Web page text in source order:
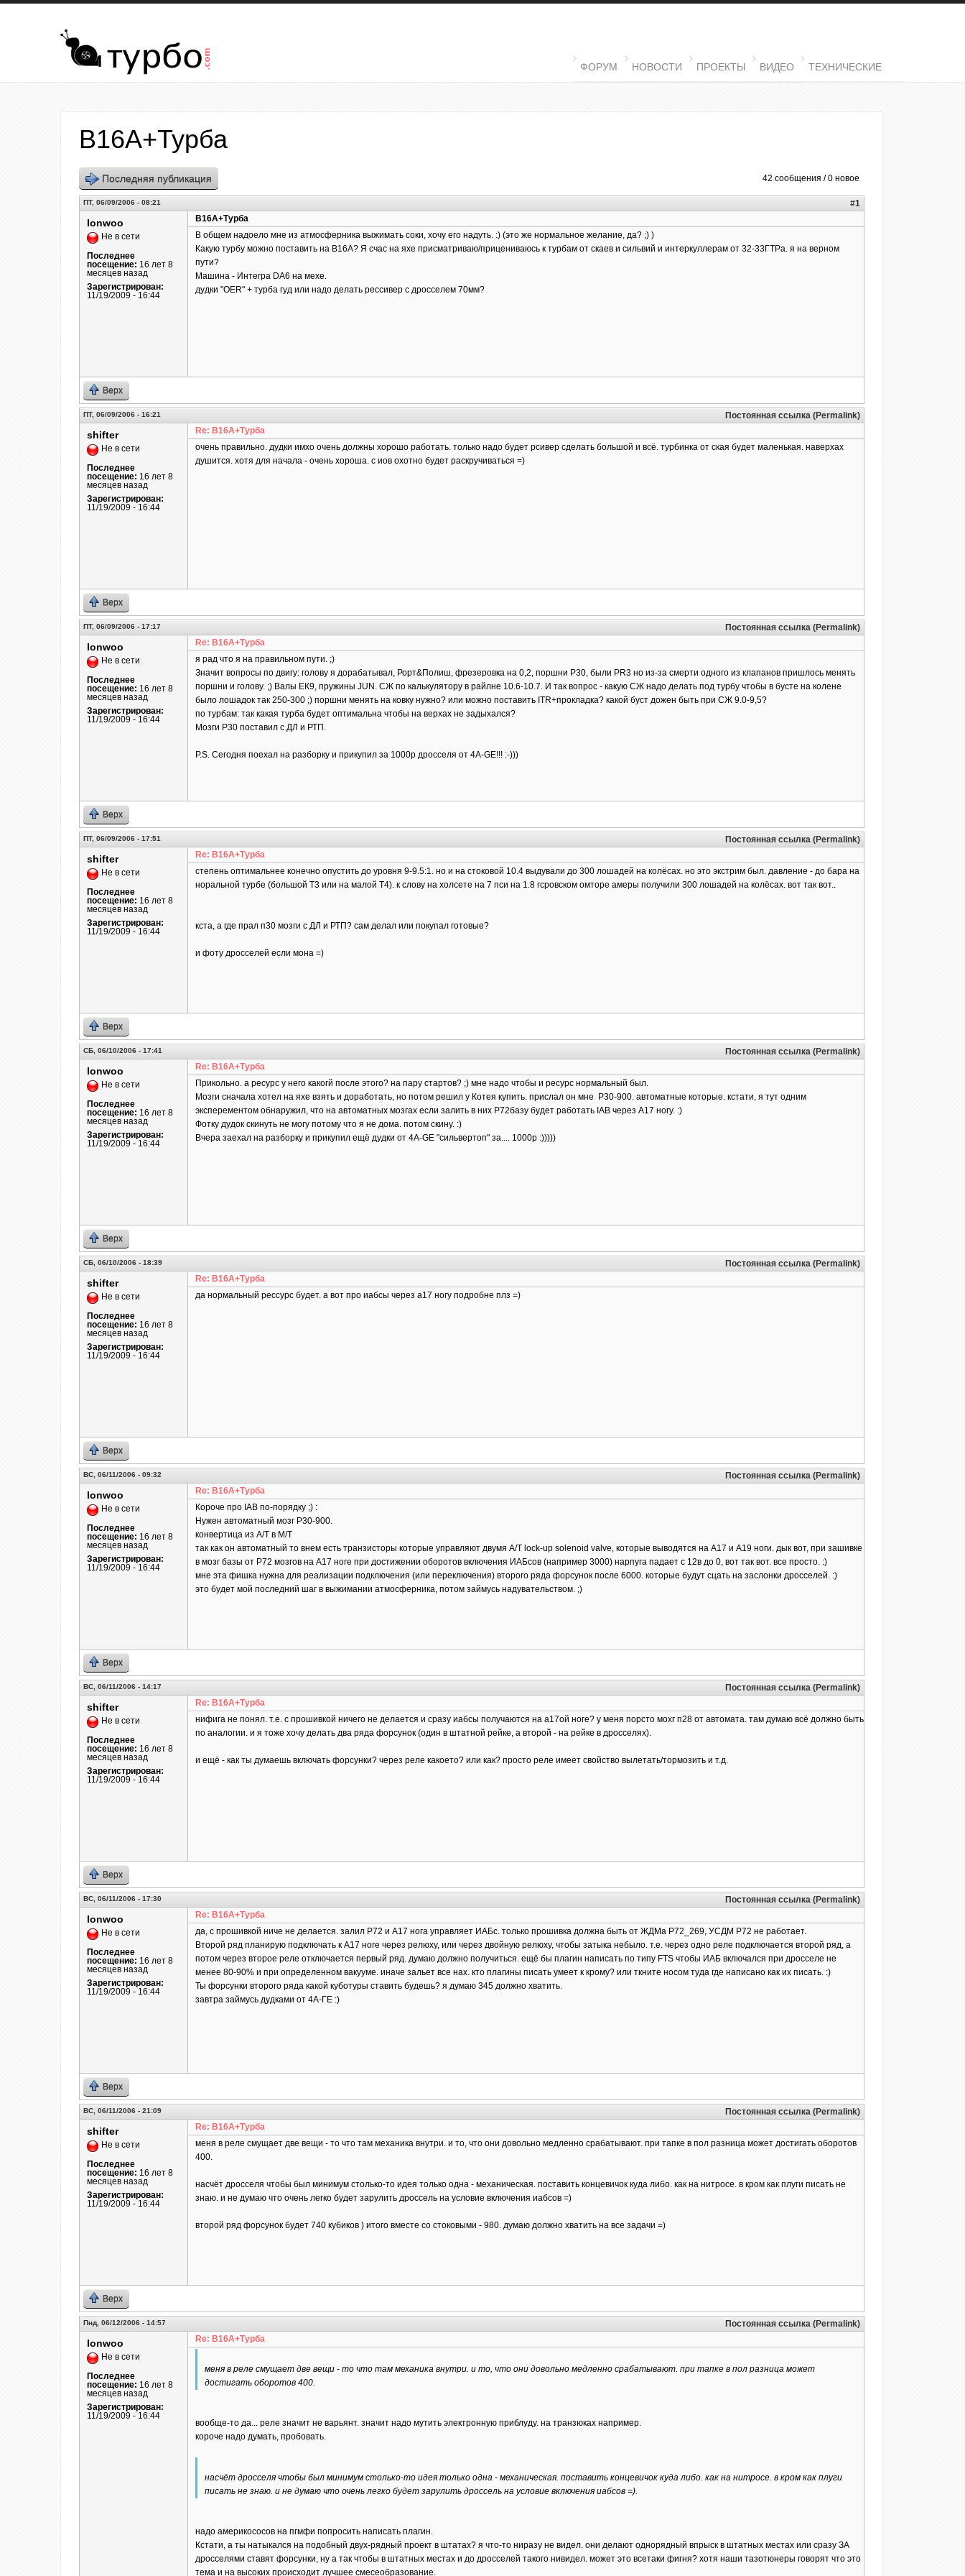
Перейти к основному содержанию
MAIN MENU
ФОРУМ НОВОСТИ ПРОЕКТЫ ВИДЕО ТЕХНИЧЕСКИЕ
B16A+Турба
42 сообщения / 0 новое
Последняя публикация
ПТ, 06/09/2006 - 08:21 #1
lonwoo
Не в сети
Последнее
посещение: 16 лет 8
месяцев назад
Зарегистрирован:
11/19/2009 - 16:44
B16A+Турба
В общем надоело мне из атмосферника выжимать соки, хочу его надуть. :) (это же нормальное желание, да? ;) )
Какую турбу можно поставить на В16А? Я счас на яхе присматриваю/прицениваюсь к турбам от скаев и сильвий и интеркуллерам от 32-33ГТРа. я на верном
пути?
Машина - Интегра DA6 на мехе.
дудки "OER" + турба гуд или надо делать рессивер с дросселем 70мм?
Верх
ПТ, 06/09/2006 - 16:21 Постоянная ссылка (Permalink)
shifter
Не в сети
Последнее
посещение: 16 лет 8
месяцев назад
Зарегистрирован:
11/19/2009 - 16:44
Re: B16A+Турба
очень правильно. дудки имхо очень должны хорошо работать. только надо будет рсивер сделать большой и всё. турбинка от ская будет маленькая. наверхах
душится. хотя для начала - очень хороша. с иов охотно будет раскручиваться =)
Верх
ПТ, 06/09/2006 - 17:17 Постоянная ссылка (Permalink)
lonwoo
Не в сети
Последнее
посещение: 16 лет 8
месяцев назад
Зарегистрирован:
11/19/2009 - 16:44
Re: B16A+Турба
я рад что я на правильном пути. ;)
Значит вопросы по двигу: голову я дорабатывал, Рорт&Полиш, фрезеровка на 0,2, поршни Р30, были PR3 но из-за смерти одного из клапанов пришлось менять
поршни и голову. ;) Валы ЕК9, пружины JUN. СЖ по калькулятору в райлне 10.6-10.7. И так вопрос - какую СЖ надо делать под турбу чтобы в бусте на колене
было лошадок так 250-300 ;) поршни менять на ковку нужно? или можно поставить ITR+прокладка? какой буст дожен быть при СЖ 9.0-9,5?
по турбам: так какая турба будет оптимальна чтобы на верхах не задыхался?
Мозги Р30 поставил с ДЛ и РТП.
P.S. Сегодня поехал на разборку и прикупил за 1000р дросселя от 4А-GE!!! :-)))
Верх
ПТ, 06/09/2006 - 17:51 Постоянная ссылка (Permalink)
shifter
Не в сети
Последнее
посещение: 16 лет 8
месяцев назад
Зарегистрирован:
11/19/2009 - 16:44
Re: B16A+Турба
степень оптимальнее конечно опустить до уровня 9-9.5:1. но и на стоковой 10.4 выдували до 300 лошадей на колёсах. но это экстрим был. давление - до бара на
норальной турбе (большой Т3 или на малой Т4). к слову на холсете на 7 пси на 1.8 гсровском омторе амеры получили 300 лошадей на колёсах. вот так вот..
кста, а где прал п30 мозги с ДЛ и РТП? сам делал или покупал готовые?
и фоту дросселей если мона =)
Верх
СБ, 06/10/2006 - 17:41 Постоянная ссылка (Permalink)
lonwoo
Не в сети
Последнее
посещение: 16 лет 8
месяцев назад
Зарегистрирован:
11/19/2009 - 16:44
Re: B16A+Турба
Прикольно. а ресурс у него какогй после этого? на пару стартов? ;) мне надо чтобы и ресурс нормальный был.
Мозги сначала хотел на яхе взять и доработать, но потом решил у Котея купить. прислал он мне Р30-900. автоматные которые. кстати, я тут одним
эксперементом обнаружил, что на автоматных мозгах если залить в них Р72базу будет работать IAB через А17 ногу. :)
Фотку дудок скинуть не могу потому что я не дома. потом скину. :)
Вчера заехал на разборку и прикупил ещё дудки от 4А-GE "сильвертоп" за.... 1000р :)))))
Верх
СБ, 06/10/2006 - 18:39 Постоянная ссылка (Permalink)
shifter
Не в сети
Последнее
посещение: 16 лет 8
месяцев назад
Зарегистрирован:
11/19/2009 - 16:44
Re: B16A+Турба
да нормальный рессурс будет. а вот про иабсы через а17 ногу подробне плз =)
Верх
ВС, 06/11/2006 - 09:32 Постоянная ссылка (Permalink)
lonwoo
Не в сети
Последнее
посещение: 16 лет 8
месяцев назад
Зарегистрирован:
11/19/2009 - 16:44
Re: B16A+Турба
Короче про IAB по-порядку ;) :
Нужен автоматный мозг Р30-900.
конвертица из А/Т в М/Т
так как он автоматный то внем есть транзисторы которые управляют двумя A/T lock-up solenoid valve, которые выводятся на А17 и А19 ноги. дык вот, при зашивке
в мозг базы от Р72 мозгов на А17 ноге при достижении оборотов включения ИАБсов (например 3000) нарпуга падает с 12в до 0, вот так вот. все просто. :)
мне эта фишка нужна для реализации подключения (или переключения) второго ряда форсунок после 6000. которые будут сцать на заслонки дросселей. :)
это будет мой последний шаг в выжимании атмосферника, потом займусь надувательством. ;)
Верх
ВС, 06/11/2006 - 14:17 Постоянная ссылка (Permalink)
shifter
Не в сети
Последнее
посещение: 16 лет 8
месяцев назад
Зарегистрирован:
11/19/2009 - 16:44
Re: B16A+Турба
нифига не понял. т.е. с прошивкой ничего не делается и сразу иабсы получаются на а17ой ноге? у меня порсто мохг п28 от автомата. там думаю всё должно быть
по аналогии. и я тоже хочу делать два ряда форсунок (один в штатной рейке, а второй - на рейке в дросселях).
и ещё - как ты думаешь включать форсунки? через реле какоето? или как? просто реле имеет свойство вылетать/тормозить и т.д.
Верх
ВС, 06/11/2006 - 17:30 Постоянная ссылка (Permalink)
lonwoo
Не в сети
Последнее
посещение: 16 лет 8
месяцев назад
Зарегистрирован:
11/19/2009 - 16:44
Re: B16A+Турба
да, с прошивкой ниче не делается. залил Р72 и А17 нога управляет ИАБс. только прошивка должна быть от ЖДМа Р72_269, УСДМ Р72 не работает.
Второй ряд планирую подключать к А17 ноге через релюху, или через двойную релюху, чтобы затыка небыло. т.е. через одно реле подключается второй ряд, а
потом через второе реле отключается первый ряд. думаю должно получиться. ещё бы плагин написать по типу FTS чтобы ИАБ включался при дросселе не
менее 80-90% и при определенном вакууме. иначе зальет все нах. кто плагины писать умеет к крому? или ткните носом туда где написано как их писать. :)
Ты форсунки второго ряда какой куботуры ставить будешь? я думаю 345 должно хватить.
завтра займусь дудками от 4А-ГЕ :)
Верх
ВС, 06/11/2006 - 21:09 Постоянная ссылка (Permalink)
shifter
Не в сети
Последнее
посещение: 16 лет 8
месяцев назад
Зарегистрирован:
11/19/2009 - 16:44
Re: B16A+Турба
меня в реле смущает две вещи - то что там механика внутри. и то, что они довольно медленно срабатывают. при тапке в пол разница может достигать оборотов
400.
насчёт дросселя чтобы был минимум столько-то идея только одна - механическая. поставить концевичок куда либо. как на нитросе. в кром как плуги писать не
знаю. и не думаю что очень легко будет зарулить дроссель на условие включения иабсов =)
второй ряд форсунок будет 740 кубиков ) итого вместе со стоковыми - 980. думаю должно хватить на все задачи =)
Верх
Пнд, 06/12/2006 - 14:57 Постоянная ссылка (Permalink)
lonwoo
Не в сети
Последнее
посещение: 16 лет 8
месяцев назад
Зарегистрирован:
11/19/2009 - 16:44
Re: B16A+Турба
меня в реле смущает две вещи - то что там механика внутри. и то, что они довольно медленно срабатывают. при тапке в пол разница может
достигать оборотов 400.
вообще-то да... реле значит не варьянт. значит надо мутить электронную приблуду. на транзюках например.
короче надо думать, пробовать.
насчёт дросселя чтобы был минимум столько-то идея только одна - механическая. поставить концевичок куда либо. как на нитросе. в кром как плуги
писать не знаю. и не думаю что очень легко будет зарулить дроссель на условие включения иабсов =).
надо америкососов на пгмфи попросить написать плагин.
Кстати, а ты натыкался на подобный двух-рядный проект в штатах? я что-то ниразу не видел. они делают однорядный впрыск в штатных местах или сразу ЗА
дросселями ставят форсунки, ну а так чтобы в штатных местах и до дросселей такого нивидел. может это всетаки фигня? хотя наши тазотюнеры говорят что это
тема и на высоких происходит лучшее смесеобразование.